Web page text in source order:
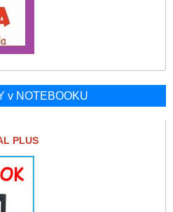
v NOTEBOOKU
PLUS